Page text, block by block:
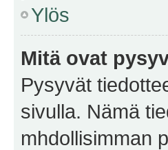
Ylös
Mitä ovat
Pysyvät
sivulla. Nämä
mhdollisimman